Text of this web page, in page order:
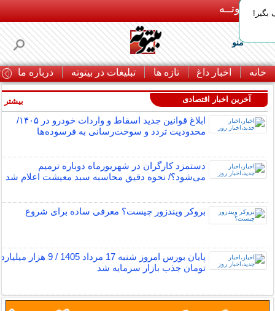
بـیتوتــه
منو
خانه اخبار داغ تازه ها تبلیغات در بیتوته درباره ما
آخرین اخبار اقتصادی
ابلاغ قوانین جدید اسقاط و واردات خودرو در ۱۴۰۵/
محدودیت تردد و سوخت‌رسانی به فرسوده‌ها
دستمزد کارگران در شهریورماه دوباره ترمیم
می‌شود؟/ نحوه دقیق محاسبه سبد معیشت اعلام شد
بروکر ویندزور چیست؟ معرفی ساده برای شروع
پایان بورس امروز شنبه 17 مرداد 1405 / 9 هزار میلیارد
تومان جذب بازار سرمایه شد
بیشتر